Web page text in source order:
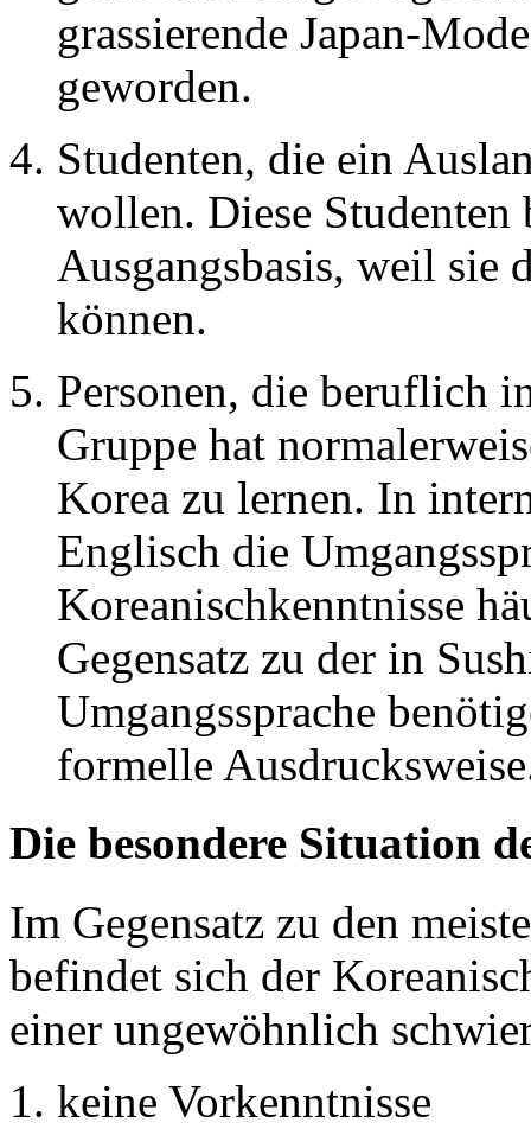
grassierende Japan-
geworden.
Studenten, die ein
wollen. Diese Studenten
Ausgangsbasis, weil sie
können.
Personen, die beruflich
Gruppe hat
Korea zu lernen. In
Englisch die
Koreanischkenntnisse
Gegensatz zu der in
Umgangssprache
formelle
Die besondere Situation
Im Gegensatz zu den
befindet sich der
einer ungewöhnlich
keine Vorkenntnisse